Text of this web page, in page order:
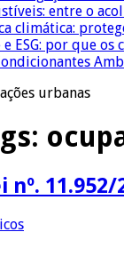
entre o
climática:
ESG: por que
urbanas
nº.